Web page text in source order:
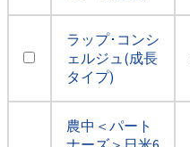
ラップ･コンシ
ェルジュ(成長
タイプ)
農中＜パート